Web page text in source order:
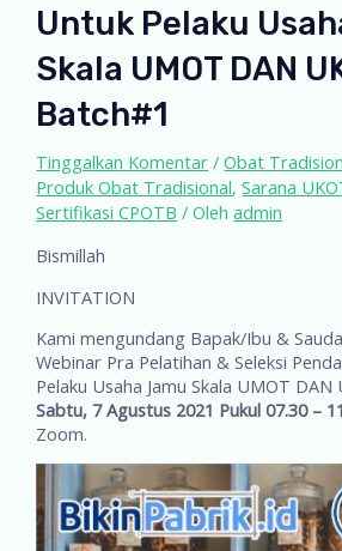
Untuk Pelaku
Skala UMOT DAN
Batch#1
Tinggalkan Komentar /Obat
Produk Obat Tradisional,Sarana
Sertifikasi CPOTB / Olehadmin
Bismillah
INVITATION
Kami mengundang Bapak/Ibu &
Webinar Pra Pelatihan & Seleksi
Pelaku Usaha Jamu Skala UMOT
Sabtu, 7 Agustus 2021 Pukul 07.30 –
Zoom.